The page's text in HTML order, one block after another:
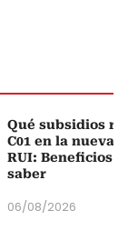
Qué subsidios
C01 en la nueva
RUI: Beneficios
saber
06/08/2026